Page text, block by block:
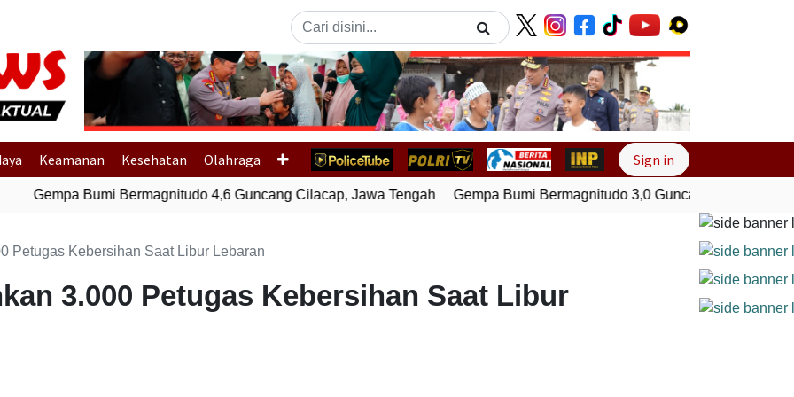
Previous Next
Keamanan Kesehatan Olahraga Sign in
Gempa Bumi Bermagnitudo 4,6 Guncang Cilacap, Jawa Tengah Gempa Bumi Bermagnitudo 3,0 Guncang Pesisir Barat,
Petugas Kebersihan Saat Libur Lebaran
3.000 Petugas Kebersihan Saat Libur